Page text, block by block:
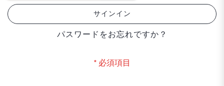
サインイン
パスワードをお忘れですか？